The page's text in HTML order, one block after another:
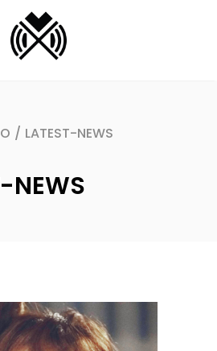
/ LATEST-NEWS
NEWS